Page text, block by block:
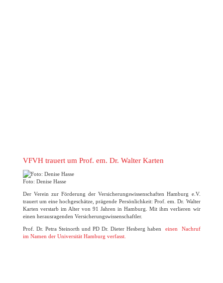
VFVH trauert um Prof. em. Dr. Walter Karten
Foto: Denise Hasse
Der Verein zur Förderung der Versicherungswissenschaften Hamburg e.V.
trauert um eine hochgeschätze, prägende Persönlichkeit: Prof. em. Dr. Walter
Karten verstarb im Alter von 91 Jahren in Hamburg. Mit ihm verlieren wir
einen herausragenden Versicherungswissenschaftler.
Prof. Dr. Petra Steinorth und PD Dr. Dieter Hesberg haben einen Nachruf
im Namen der Universität Hamburg verfasst.